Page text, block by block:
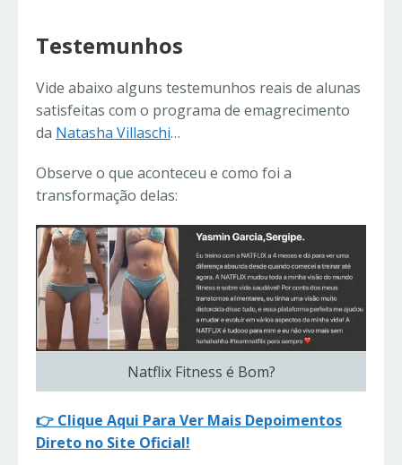
Testemunhos
Vide abaixo alguns testemunhos reais de alunas
satisfeitas com o programa de emagrecimento
da Natasha Villaschi…
Observe o que aconteceu e como foi a
transformação delas:
Natflix Fitness é Bom?
👉 Clique Aqui Para Ver Mais Depoimentos
Direto no Site Oficial!